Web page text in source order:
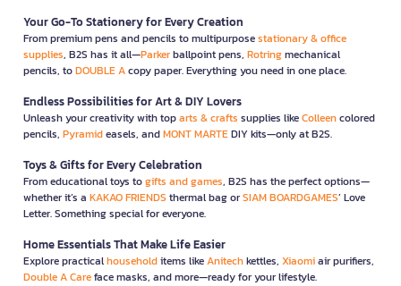
Your Go-To Stationery for Every Creation
From premium pens and pencils to multipurposestationary & office
supplies, B2S has it all—Parkerballpoint pens, Rotringmechanical
pencils, toDOUBLE Acopy paper. Everything you need in one place.
Endless Possibilities for Art & DIY Lovers
Unleash your creativity with toparts & crafts supplies likeColleencolored
pencils, Pyramideasels, andMONT MARTEDIY kits—only at B2S.
Toys & Gifts for Every Celebration
From educational toys togifts and games, B2S has the perfect options—
whether it’s a KAKAO FRIENDS thermal bag orSIAM BOARDGAMES’ Love
Letter. Something special for everyone.
Home Essentials That Make Life Easier
Explore practicalhouseholditems likeAnitechkettles, Xiaomiair purifiers,
Double A Careface masks, and more—ready for your lifestyle.